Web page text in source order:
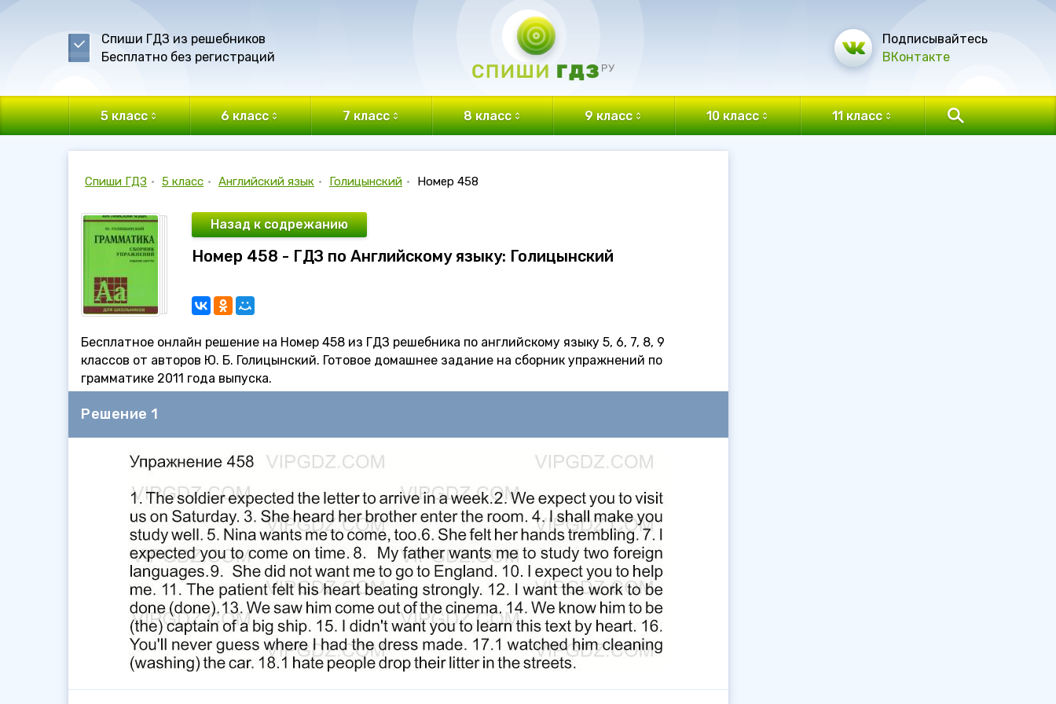
Спиши ГДЗ из решебников
Бесплатно без регистраций
Подписывайтесь
ВКонтакте
5 класс 6 класс 7 класс 8 класс 9 класс 10 класс 11 класс
Спиши ГДЗ • 5 класс • Английский язык • Голицынский • Номер 458
Назад к содрежанию
Номер 458 - ГДЗ по Английскому языку: Голицынский
Бесплатное онлайн решение на Номер 458 из ГДЗ решебника по английскому языку 5, 6, 7, 8, 9
классов от авторов Ю. Б. Голицынский. Готовое домашнее задание на сборник упражнений по
грамматике 2011 года выпуска.
Решение 1